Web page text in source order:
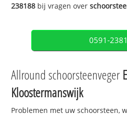
238188 bij vragen over
0591-
Allround schoorsteenveger
Kloostermanswijk
Problemen met uw schoorsteen,